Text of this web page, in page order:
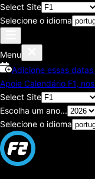
Select Site
Selecione o idioma
Menu
Adicione essas
Apoie Calendário F1,
Select Site
Escolha um ano...
Selecione o idioma